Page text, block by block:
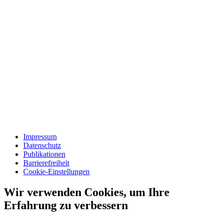
Impressum
Datenschutz
Publikationen
Barrierefreiheit
Cookie-Einstellungen
Wir verwenden Cookies, um Ihre
Erfahrung zu verbessern